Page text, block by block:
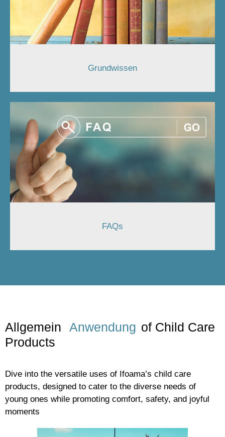
Grundwissen
FAQs
Allgemein Anwendung of Child Care
Products
Dive into the versatile uses of Ifoama’s child care
products, designed to cater to the diverse needs of
young ones while promoting comfort, safety, and joyful
moments